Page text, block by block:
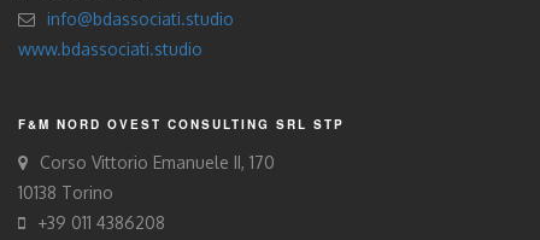
info@bdassociati.studio
www.bdassociati.studio
F&M NORD OVEST CONSULTING SRL STP
Corso Vittorio Emanuele II, 170
10138 Torino
+39 011 4386208